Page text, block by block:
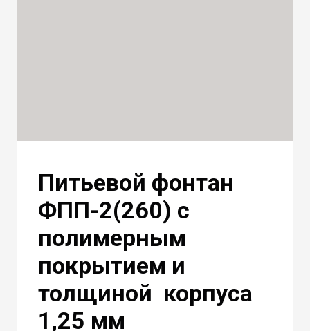
Питьевой фонтан
ФПП-2(260) с
полимерным
покрытием и
толщиной корпуса
1,25 мм